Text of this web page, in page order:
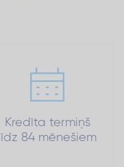
Kredīta termiņš
līdz 84 mēnešiem